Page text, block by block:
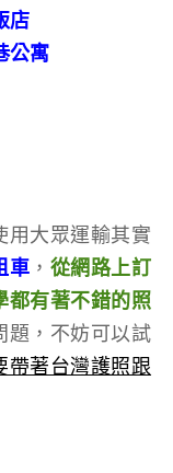
店
公寓
用大眾運輸其實
車 ， 從網路上訂
都有著不錯的照
題，不妨可以試
帶著台灣護照跟